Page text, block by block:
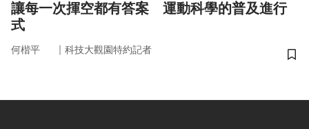
讓每一次揮空都有答案 運動科學的普及進行
式
何楷平 ｜ 科技大觀園特約記者
儲